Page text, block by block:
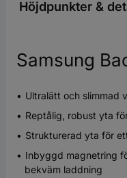
Höjdpunkter &
Samsung
Ultralätt och slimmad
Reptålig, robust yta
Strukturerad yta för
Inbyggd magnetring
bekväm laddning